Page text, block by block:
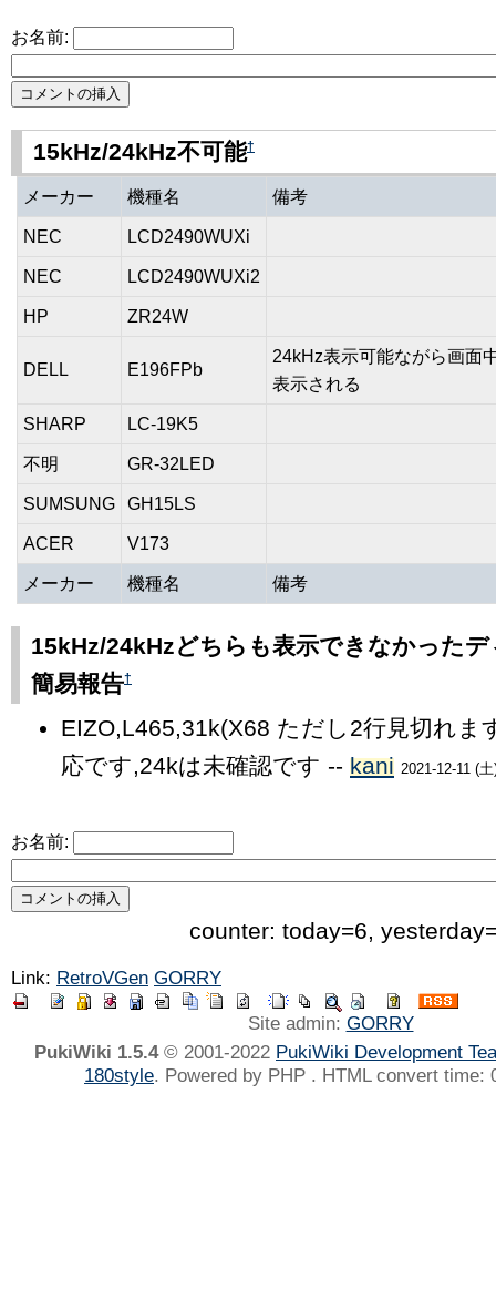
お名前:
15kHz/24kHz不可能†
メーカー 機種名 備考
メーカー 機種名 備考
NEC LCD2490WUXi
NEC LCD2490WUXi2
HP ZR24W
DELL E196FPb
24kHz表示可能ながら画面
表示される
SHARP LC-19K5
不明 GR-32LED
SUMSUNG GH15LS
ACER V173
15kHz/24kHzどちらも表示できなかった
簡易報告†
EIZO,L465,31k(X68 ただし2行見切れま
応です,24kは未確認です -- kani 2021-12-11 (
お名前:
counter: today=6,
Link: RetroVGen GORRY
Site admin: GORRY
PukiWiki 1.5.4© 2001-2022 PukiWiki Development
180style. Powered by PHP . HTML convert time: